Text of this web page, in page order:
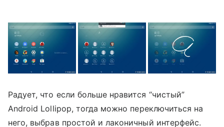
Радует, что если больше нравится “чистый”
Android Lollipop, тогда можно переключиться на
него, выбрав простой и лаконичный интерфейс.